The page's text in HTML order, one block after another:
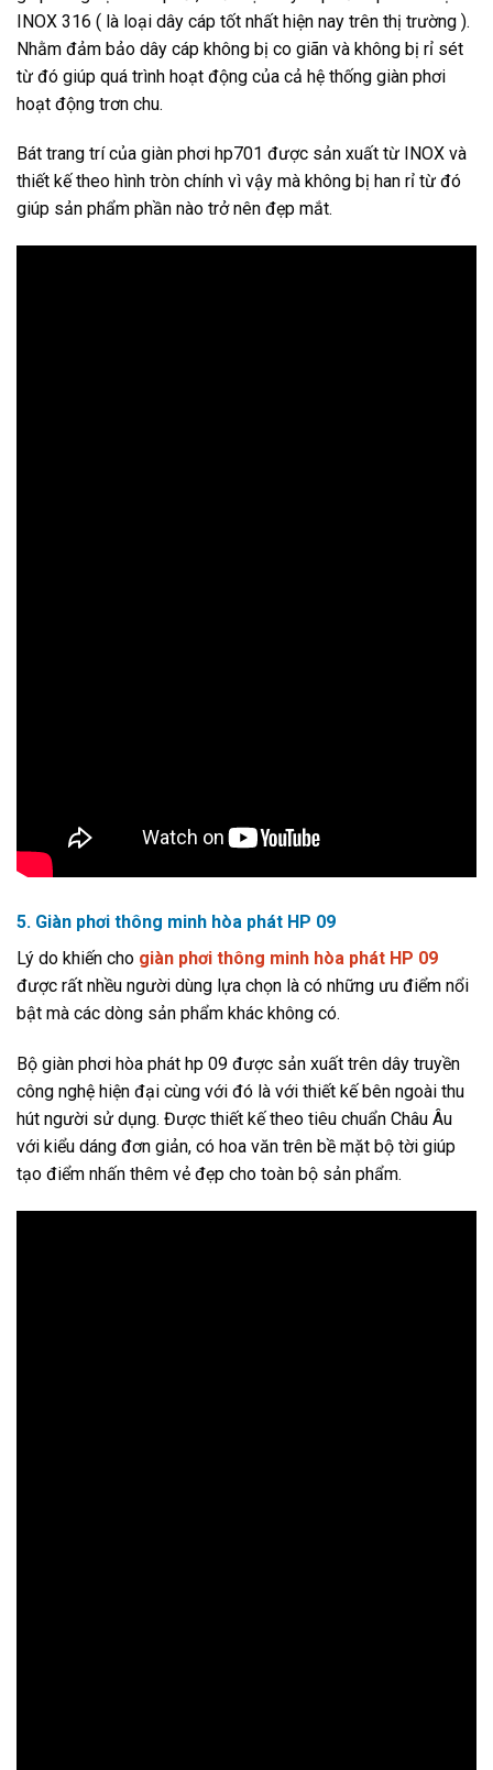
INOX 316 ( là loại dây cáp tốt nhất hiện nay trên thị trường ).
Nhằm đảm bảo dây cáp không bị co giãn và không bị rỉ sét
từ đó giúp quá trình hoạt động của cả hệ thống giàn phơi
hoạt động trơn chu.
Bát trang trí của giàn phơi hp701 được sản xuất từ INOX và
thiết kế theo hình tròn chính vì vậy mà không bị han rỉ từ đó
giúp sản phẩm phần nào trở nên đẹp mắt.
5. Giàn phơi thông minh hòa phát HP 09
Lý do khiến cho giàn phơi thông minh hòa phát HP 09
được rất nhều người dùng lựa chọn là có những ưu điểm nổi
bật mà các dòng sản phẩm khác không có.
Bộ giàn phơi hòa phát hp 09 được sản xuất trên dây truyền
công nghệ hiện đại cùng với đó là với thiết kế bên ngoài thu
hút người sử dụng. Được thiết kế theo tiêu chuẩn Châu Âu
với kiểu dáng đơn giản, có hoa văn trên bề mặt bộ tời giúp
tạo điểm nhấn thêm vẻ đẹp cho toàn bộ sản phẩm.